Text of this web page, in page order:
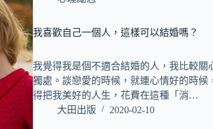
我喜歡自己一個人，這樣可以結婚嗎？
我覺得我是個不適合結婚的人，我比較關
獨處。談戀愛的時候，就連心情好的時候
得把我美好的人生，花費在這種「消…
大田出版
2020-02-10